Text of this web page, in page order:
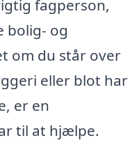
fagperson,
bolig- og
om du står over
eller blot har
er en
til at hjælpe.